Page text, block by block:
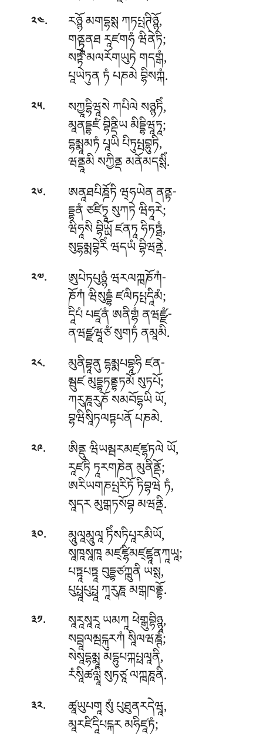
༢༤. རཉྙོ མགདྷསྶ ཀཏཔྤཊིཉྙོ,
གནྟྭཱནཐ རཱཛགཧཾ ཝིནེཏི;
སཏྟེ མལརོགཡུཏེ གདགྒཾ,
པཱཡེཏུན ཏཾ པཎམེ བྷིསཀྐཾ.
༢༥. སཀྱཱདྷིཝཱསེ ཀཔིལེ སཉྙཏིཾ,
མཱནདྡྷཛཾ བྷིནྡིཡ མིདྡྷིཝཱཏཱ;
དྷམྨཱམཏཾ པཱཡི པིཏུཔྤབྷུཏི,
ཝནྡཱམི སཀྱིནྡ མནོམདསྶིཾ.
༢༦. ཨནཱཐཔིཎྜོཏི ཝ྄ཧཡེན ནནྟ-
དྡྷནཾ ཙཛིཏྭཱ སུཀཏེ ཝིཧཱརེ;
ཝིཧཱསི བྷིཡྻོ ཛནཏཱ ཧིཏཏྠཾ,
སུདྷམྨབྷེརིཾ ཝདཡཾ བྷིཝནྡེ.
༢༧. ཨུཔེཏཔུཉྙཾ ཝརལཀྑཎོཀཾ-
ཎོཀཾ ཝིསུདྡྷཾ ཛལིཏཔྤདཱིམཾ;
དཱིཔཾ པཛཱནཾ ཨནིགྷཾ ནཝཛྫཾ-
ནཝཛྫཝཱཙཾ སུགཏཾ ནམཱམི.
༢༨. མུནིབྷཱནུ དྷམྨཔབྷཱཧི ཛན-
མྦུཛ མུདྡྷཏནྡྷཏམོ སུཏཔོ;
ཀརུཎཱརུཎོ སམབོདྷཡི ཡོ,
བྷཝིསཱིཏལཏྟཔནོ པཎམེ.
༢༩. ཨིནྡུ ཝིཡམྦརམཛ྄ཛྷཏལེ ཡོ,
རཱཛཏི ཏཱརགཎེན མུནིནྡོ;
ཨརིཡགཎཔྤརིཏོ ཏིབྷཝེ ཏཾ,
སཱདར མུགྒཏསོབྷ མཝནྡི.
༣༠. མཱུལཱམཱུལཱཏིཾསཏིཔཱརམིཡོ,
སཱཁཱསཱཁཱ མཛ྄ཛྷིམཛ྄ཛྷཱནཀཱཡཱ;
པཏྟཱཔཏྟཱ བུདྡྷཙཀྑུནི ཡསྶ,
པུཔྥཱཔུཔྥཱ ཀཱརུཎཱ མགྒཁནྡྷོ.
༣༡. སཱརཱསཱརཱ ཡམཀཱ ཕེགྒུབྷིཉྙཱ,
སབྦཱལམྦངྐུརཀཾ སཱིལཝཎྚཾ;
སེསཱདྷམྨཱ མདྷུཔཀྐཔྥལཱནི,
རཾསཱིཚལླཱི སུཏཙཱ ལཀྑཎཱནི.
༣༢. ཚཱཡུཔགཱ སུཾ པུཐུནརདེཝཱ,